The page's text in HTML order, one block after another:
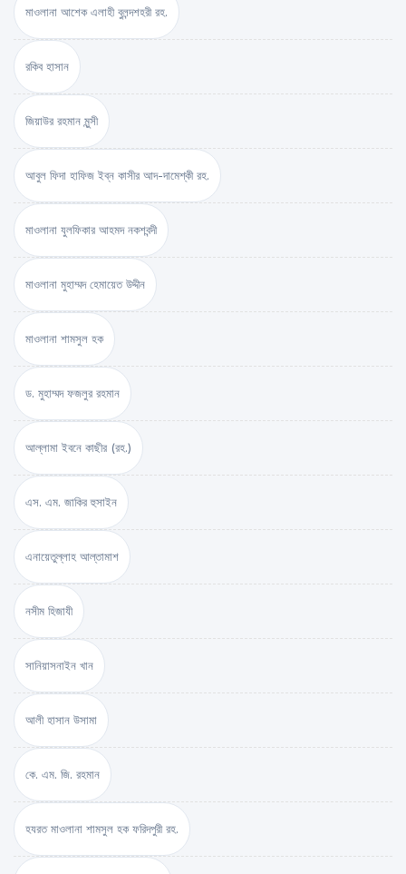
মাওলানা আশেক এলাহী বুলন্দশহরী রহ.
রকিব হাসান
জিয়াউর রহমান মুন্সী
আবুল ফিদা হাফিজ ইব্‌ন কাসীর আদ-দামেশ্‌কী রহ.
মাওলানা যুলফিকার আহমদ নকশবন্দী
মাওলানা মুহাম্মদ হেমায়েত উদ্দীন
মাওলানা শামসুল হক
ড. মুহাম্মদ ফজলুর রহমান
আল্লামা ইবনে কাছীর (রহ.)
এস. এম. জাকির হুসাইন
এনায়েতুল্লাহ আল্‌তামাশ
নসীম হিজাযী
সানিয়াসনাইন খান
আলী হাসান উসামা
কে. এম. জি. রহমান
হযরত মাওলানা শামসুল হক ফরিদপুরী রহ.